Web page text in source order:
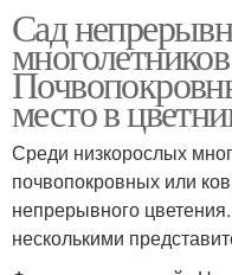
Сад
место в
Среди низкорослых
почвопокровных или
непрерывного
несколькими